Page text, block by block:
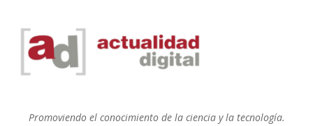
Promoviendo el conocimiento de la ciencia y la tecnología.